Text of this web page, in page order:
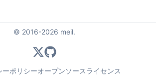
© 2016-2026 meil.
Twitter
GitHub
ーポリシーオープンソースライセンス